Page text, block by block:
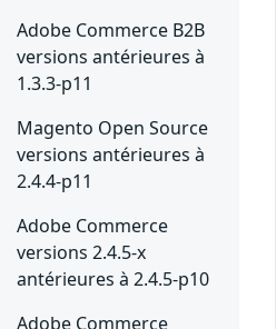
Adobe Commerce B2B
versions antérieures à
1.3.3-p11
Magento Open Source
versions antérieures à
2.4.4-p11
Adobe Commerce
versions 2.4.5-x
antérieures à 2.4.5-p10
Adobe Commerce